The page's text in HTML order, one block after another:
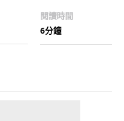
閱讀時間
6分鐘